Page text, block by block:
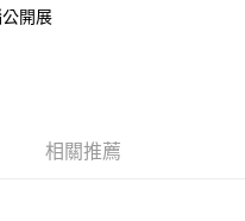
開展
相關推薦